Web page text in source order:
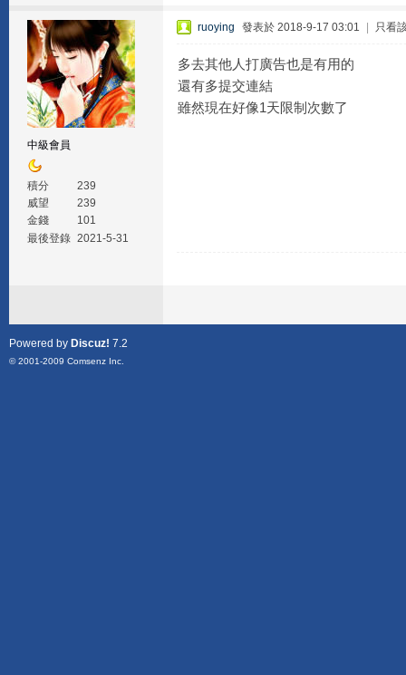
中級會員
積分
239
威望
239
金錢
101
最後登錄 2021-5-31
ruoying 發表於 2018-9-17 03:01 只看
多去其他人打廣告也是有用的
還有多提交連結
雖然現在好像1天限制次數了
Powered by Discuz! 7.2
© 2001-2009 Comsenz Inc.